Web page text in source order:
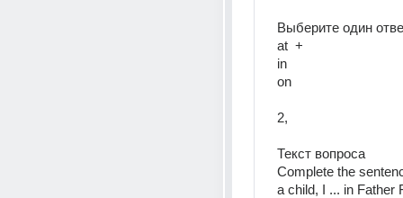
Выберите один
at  +
in
on
2,
Текст вопроса
Complete the
a child, I ... in